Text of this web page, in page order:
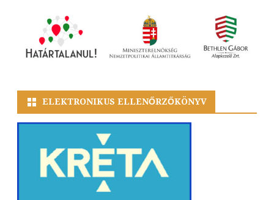
ELEKTRONIKUS ELLENŐRZŐKÖNYV